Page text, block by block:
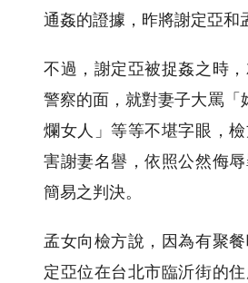
通姦的證據，昨將謝定亞和
不過，謝定亞被捉姦之時
警察的面，就對妻子大罵「
爛女人」等等不堪字眼，
害謝妻名譽，依照公然侮
簡易之判決。
孟女向檢方說，因為有聚
定亞位在台北市臨沂街的